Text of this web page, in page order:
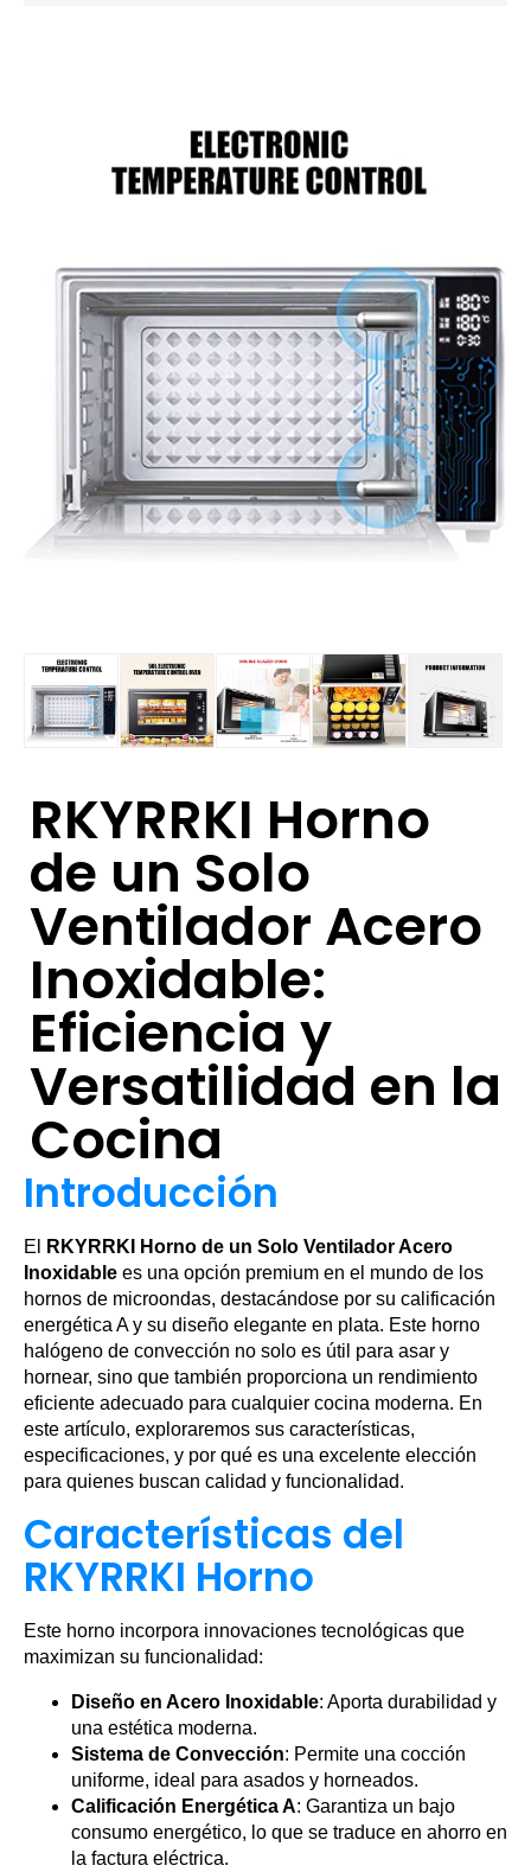
RKYRRKI Horno
de un Solo
Ventilador Acero
Inoxidable:
Eficiencia y
Versatilidad en la
Cocina
Introducción
El
RKYRRKI Horno de un Solo Ventilador Acero
Inoxidable es una opción premium en el mundo de los
hornos de microondas, destacándose por su calificación
energética A y su diseño elegante en plata. Este horno
halógeno de convección no solo es útil para asar y
hornear, sino que también proporciona un rendimiento
eficiente adecuado para cualquier cocina moderna. En
este artículo, exploraremos sus características,
especificaciones, y por qué es una excelente elección
para quienes buscan calidad y funcionalidad.
Características del
RKYRRKI Horno
Este horno incorpora innovaciones tecnológicas que
maximizan su funcionalidad:
Diseño en Acero Inoxidable: Aporta durabilidad y
una estética moderna.
Sistema de Convección: Permite una cocción
uniforme, ideal para asados y horneados.
Calificación Energética A: Garantiza un bajo
consumo energético, lo que se traduce en ahorro en
la factura eléctrica.